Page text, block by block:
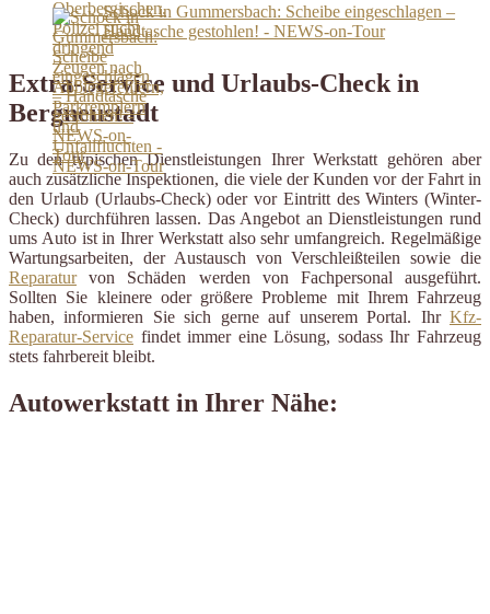
Schock in Gummersbach: Scheibe eingeschlagen –
Handtasche gestohlen! - NEWS-on-Tour
Extra-Service und Urlaubs-Check in
Bergneustadt
Zu den typischen Dienstleistungen Ihrer Werkstatt gehören aber
auch zusätzliche Inspektionen, die viele der Kunden vor der Fahrt in
den Urlaub (Urlaubs-Check) oder vor Eintritt des Winters (Winter-
Check) durchführen lassen. Das Angebot an Dienstleistungen rund
ums Auto ist in Ihrer Werkstatt also sehr umfangreich. Regelmäßige
Wartungsarbeiten, der Austausch von Verschleißteilen sowie die
Reparaturvon Schäden werden von Fachpersonal ausgeführt.
Sollten Sie kleinere oder größere Probleme mit Ihrem Fahrzeug
haben, informieren Sie sich gerne auf unserem Portal. Ihr Kfz-
Reparatur-Service findet immer eine Lösung, sodass Ihr Fahrzeug
stets fahrbereit bleibt.
Autowerkstatt in Ihrer Nähe: